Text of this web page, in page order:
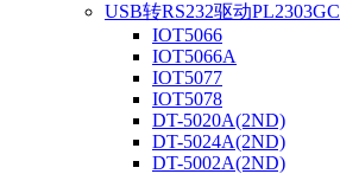
USB转RS232驱动PL2303GC
IOT5066
IOT5066A
IOT5077
IOT5078
DT-5020A(2ND)
DT-5024A(2ND)
DT-5002A(2ND)